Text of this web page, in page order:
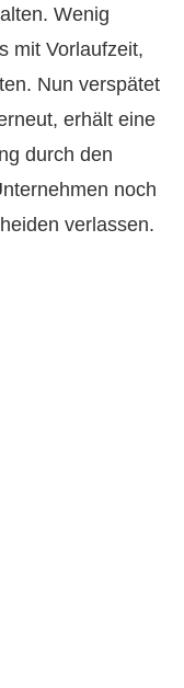
Wenig
mit Vorlaufzeit,
Nun verspätet
erhält eine
durch den
noch
verlassen.